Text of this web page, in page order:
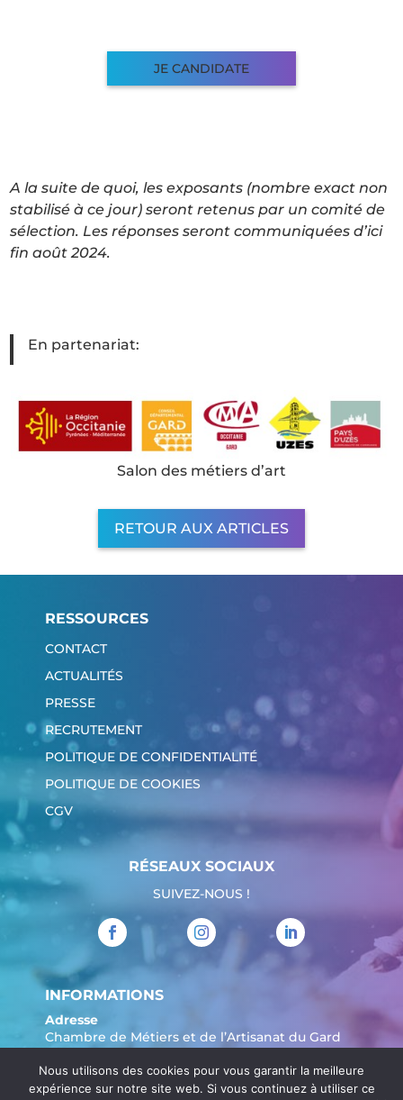
JE CANDIDATE
A la suite de quoi, les exposants (nombre exact non
stabilisé à ce jour) seront retenus par un comité de
sélection. Les réponses seront communiquées d’ici
fin août 2024.
En partenariat:
Salon des métiers d’art
RETOUR AUX ARTICLES
RESSOURCES
CONTACT
ACTUALITÉS
PRESSE
RECRUTEMENT
POLITIQUE DE CONFIDENTIALITÉ
POLITIQUE DE COOKIES
CGV
RÉSEAUX SOCIAUX
SUIVEZ-NOUS !
INFORMATIONS
Adresse
Chambre de Métiers et de l’Artisanat du Gard
904 Avenue Marechal Juin
30908 Nîmes
Nous utilisons des cookies pour vous garantir la meilleure
expérience sur notre site web. Si vous continuez à utiliser ce